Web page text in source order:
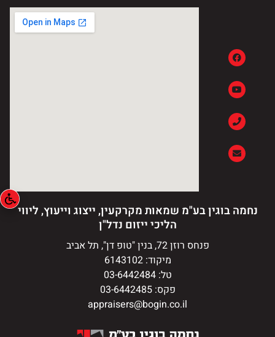
נחמה בוגין בע"מ שמאות מקרקעין, ייצוג וייעוץ, ליווי
הליכי ייזום נדל"ן
פנחס רוזן 72, בנין "טופ דן", תל אביב
מיקוד: 6143102
טל: 03-6442484
פקס: 03-6442485
appraisers@bogin.co.il